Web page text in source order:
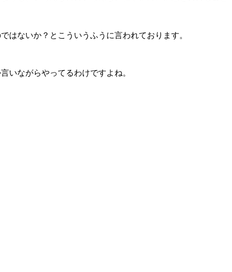
はないか？とこういうふうに言われております。
いながらやってるわけですよね。